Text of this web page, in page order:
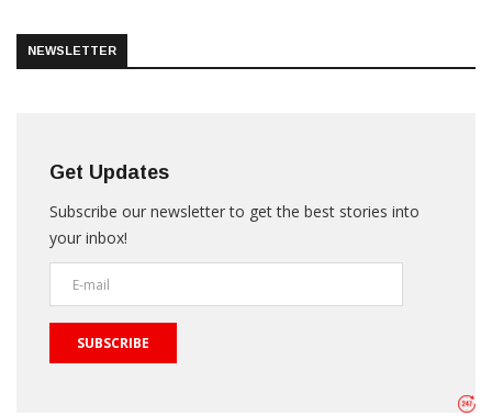
NEWSLETTER
Get Updates
Subscribe our newsletter to get the best stories into
your inbox!
SUBSCRIBE